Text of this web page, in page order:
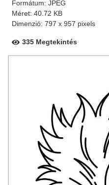
Formátum: JPEG
Méret: 40.72 KB
Dimenzió: 797 x 957 pixels
335 Megtekintés